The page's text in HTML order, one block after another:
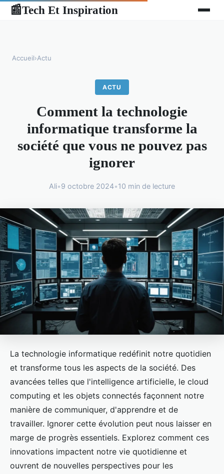
📰Tech Et Inspiration
Accueil›Actu
ACTU
Comment la technologie
informatique transforme la
société que vous ne pouvez pas
ignorer
Ali•9 octobre 2024•10 min de lecture
La technologie informatique redéfinit notre quotidien
et transforme tous les aspects de la société. Des
avancées telles que l'intelligence artificielle, le cloud
computing et les objets connectés façonnent notre
manière de communiquer, d'apprendre et de
travailler. Ignorer cette évolution peut nous laisser en
marge de progrès essentiels. Explorez comment ces
innovations impactent notre vie quotidienne et
ouvrent de nouvelles perspectives pour les